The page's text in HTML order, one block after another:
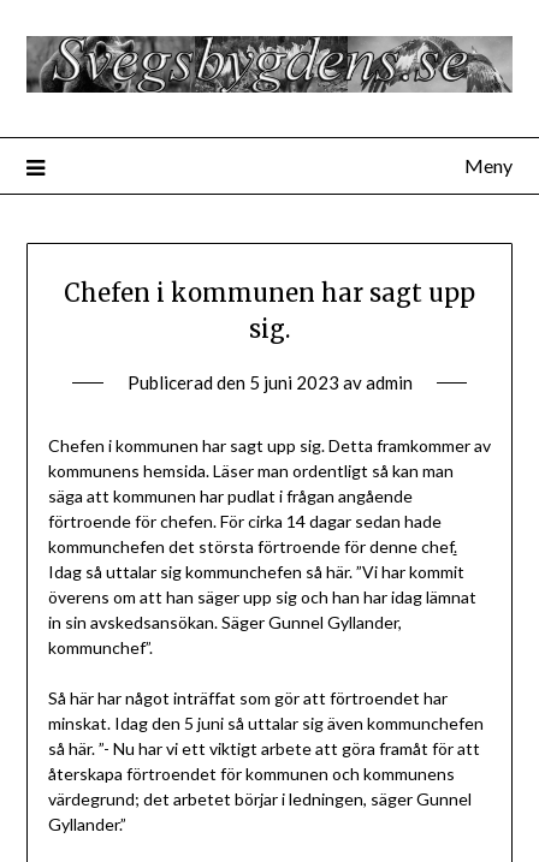
innehåll
Meny
Chefen i kommunen har sagt upp
sig.
Publicerad den 5 juni 2023 avadmin
Chefen i kommunen har sagt upp sig. Detta framkommer av
kommunens hemsida. Läser man ordentligt så kan man
säga att kommunen har pudlat i frågan angående
förtroende för chefen. För cirka 14 dagar sedan hade
kommunchefen det största förtroende för denne chef.
Idag så uttalar sig kommunchefen så här. ”Vi har kommit
överens om att han säger upp sig och han har idag lämnat
in sin avskedsansökan. Säger Gunnel Gyllander,
kommunchef”.
Så här har något inträffat som gör att förtroendet har
minskat. Idag den 5 juni så uttalar sig även kommunchefen
så här. ”- Nu har vi ett viktigt arbete att göra framåt för att
återskapa förtroendet för kommunen och kommunens
värdegrund; det arbetet börjar i ledningen, säger Gunnel
Gyllander.”